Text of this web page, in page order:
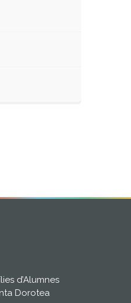
d’Alumnes
Dorotea